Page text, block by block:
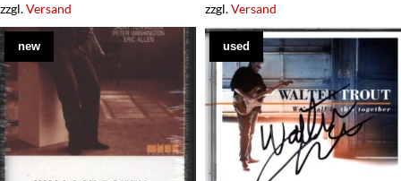
zzgl.Versand
zzgl.Versand
new used